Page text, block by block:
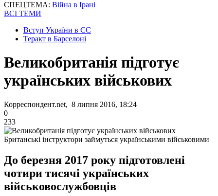
СПЕЦТЕМА: Війна в Ірані
ВСІ ТЕМИ
Вступ України в ЄС
Теракт в Барселоні
Великобританія підготує
українських військових
Корреспондент.net, 8 липня 2016, 18:24
0
233
Британські інструктори займуться українськими військовими
До березня 2017 року підготовлені
чотири тисячі українських
військовослужбовців